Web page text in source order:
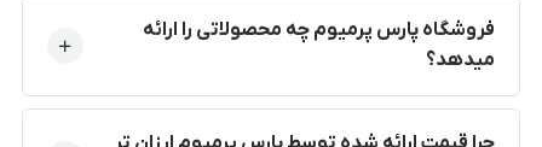
فروشگاه پارس پرمیوم چه محصولاتی را ارائه
میدهد؟